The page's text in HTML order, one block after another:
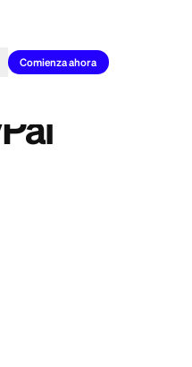
Aprender Idioma
PayPal